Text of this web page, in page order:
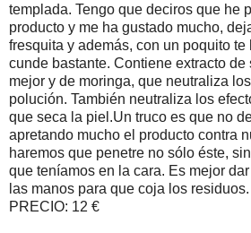
templada. Tengo que deciros que he
producto y me ha gustado mucho,
fresquita y además, con un poquito te
cunde bastante. Contiene extracto
mejor y de moringa, que neutraliza
polución. También neutraliza los
que seca la piel.Un truco es que no
apretando mucho el producto contra
haremos que penetre no sólo éste,
que teníamos en la cara. Es mejor
las manos para que coja los residuos.
PRECIO: 12 €